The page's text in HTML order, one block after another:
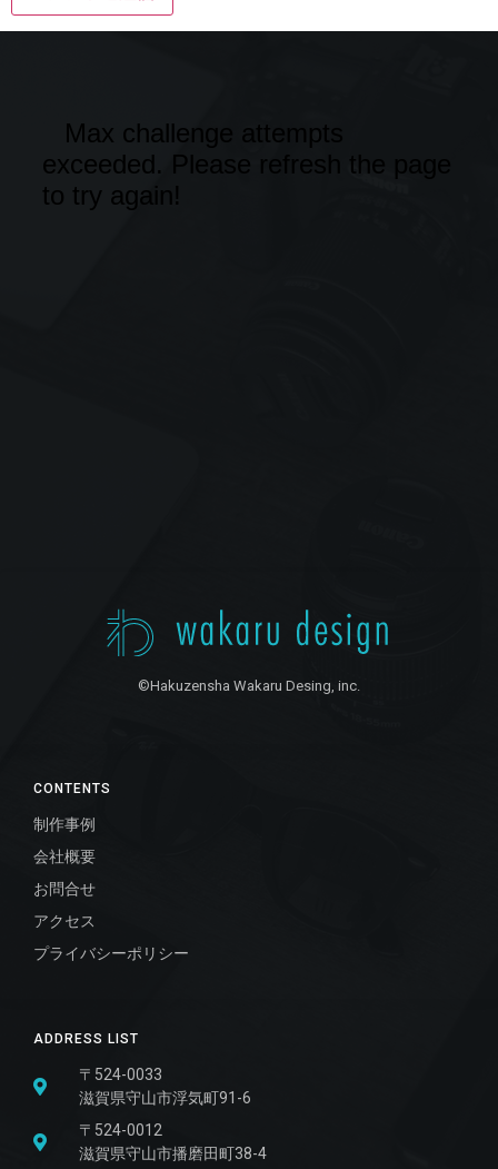
ADDRESS LIST
〒524-0033
滋賀県守山市浮気町91-6
〒524-0012
滋賀県守山市播磨田町38-4
CONTENTS
制作事例
会社概要
お問合せ
アクセス
プライバシーポリシー
©Hakuzensha Wakaru Desing, inc.